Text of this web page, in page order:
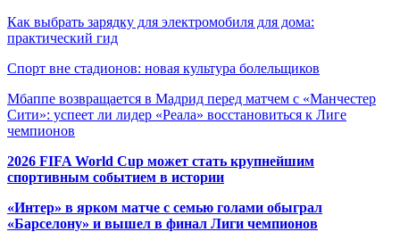
Как выбрать зарядку для электромобиля для дома:
практический гид
Спорт вне стадионов: новая культура болельщиков
Мбаппе возвращается в Мадрид перед матчем с «Манчестер
Сити»: успеет ли лидер «Реала» восстановиться к Лиге
чемпионов
2026 FIFA World Cup может стать крупнейшим
спортивным событием в истории
«Интер» в ярком матче с семью голами обыграл
«Барселону» и вышел в финал Лиги чемпионов